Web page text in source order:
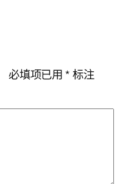
必填项已用*标注